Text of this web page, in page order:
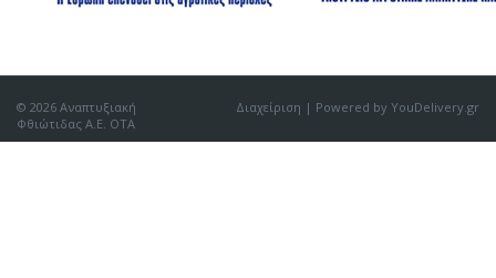
© 2026 Αναπτυξιακή
Φθιώτιδας Α.Ε. ΟΤΑ
Διαχείριση | Powered by YouDelivery.gr